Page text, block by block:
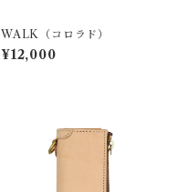
WALK（コロラド）
¥12,000